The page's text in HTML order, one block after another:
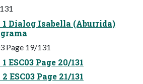
1 Dialog Isabella (Aburrida)
Page 19/131
ESC03 Page 20/131
ESC03 Page 21/131